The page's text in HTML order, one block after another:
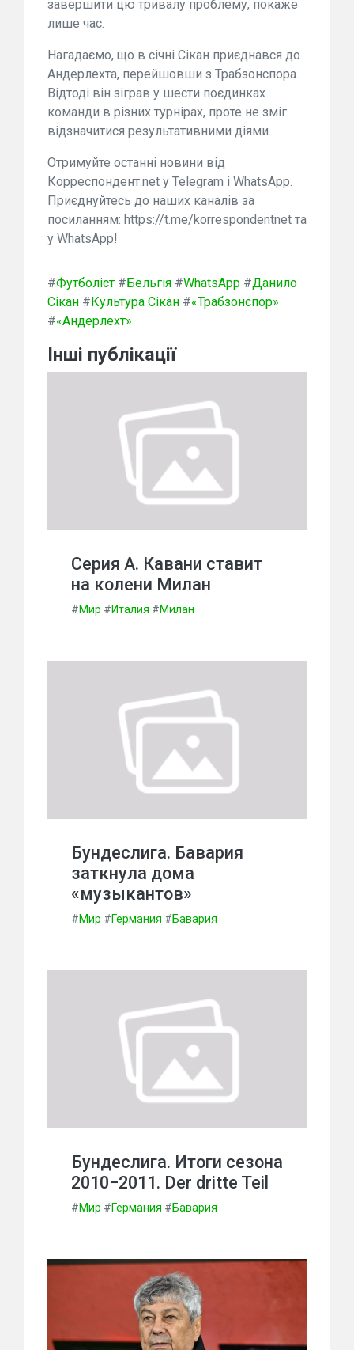
завершити цю тривалу проблему, покаже
лише час.
Нагадаємо, що в січні Сікан приєднався до
Андерлехта, перейшовши з Трабзонспора.
Відтоді він зіграв у шести поєдинках
команди в різних турнірах, проте не зміг
відзначитися результативними діями.
Отримуйте останні новини від
Корреспондент.net у Telegram і WhatsApp.
Приєднуйтесь до наших каналів за
посиланням: https://t.me/korrespondentnet та
у WhatsApp!
#Футболіст #Бельгія #WhatsApp #Данило
Сікан #Культура Сікан #«Трабзонспор»
#«Андерлехт»
Інші публікації
Серия А. Кавани ставит
на колени Милан
#Мир #Италия #Милан
Бундеслига. Бавария
заткнула дома
«музыкантов»
#Мир #Германия #Бавария
Бундеслига. Итоги сезона
2010−2011. Der dritte Teil
#Мир #Германия #Бавария